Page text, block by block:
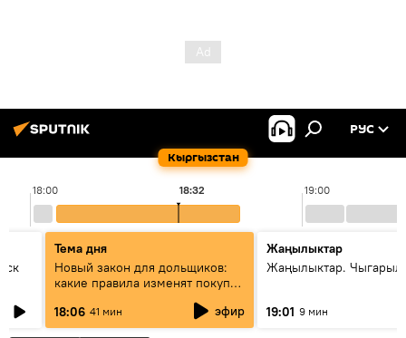
Кыргызстан
РУС
18:00 19:00
18:32
Тема дня
Новый закон для дольщиков:
какие правила изменят покупку
18:06 41 мин эфир
Жаңылыктар
Жаңылыктар.
19:01 9 мин